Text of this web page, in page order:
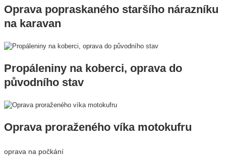
Oprava popraskaného staršího nárazníku
na karavan
Propáleniny na koberci, oprava do
původního stav
Oprava proraženého víka motokufru
oprava na počkání